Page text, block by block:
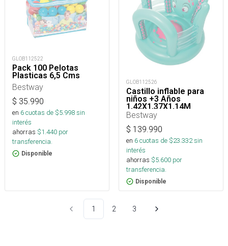
GLOB112522
Pack 100 Pelotas
Plasticas 6,5 Cms
Bestway
$ 35.990
en 6cuotas de $5.998sin
interés
ahorras $1.440 por
transferencia.
Disponible
GLOB112526
Castillo inflable para
niños +3 Años
1,42X1,37X1,14M
Bestway
$ 139.990
en 6cuotas de $23.332sin
interés
ahorras $5.600 por
transferencia.
Disponible
1 2 3